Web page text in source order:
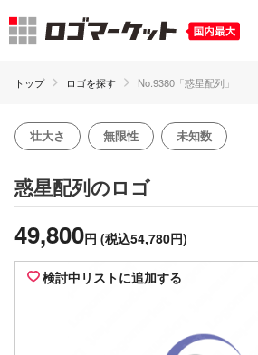
トップ ロゴを探す No.9380「惑星配列」
壮大さ 無限性 未知数
惑星配列のロゴ
49,800円 (税込54,780円)
検討中リストに追加する